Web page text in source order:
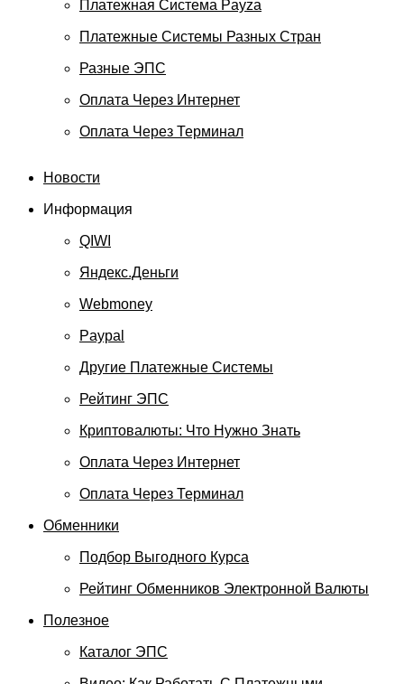
Платежная Система Payza
Платежные Системы Разных Стран
Разные ЭПС
Оплата Через Интернет
Оплата Через Терминал
Новости
Информация
QIWI
Яндекс.Деньги
Webmoney
Paypal
Другие Платежные Системы
Рейтинг ЭПС
Криптовалюты: Что Нужно Знать
Оплата Через Интернет
Оплата Через Терминал
Обменники
Подбор Выгодного Курса
Рейтинг Обменников Электронной Валюты
Полезное
Каталог ЭПС